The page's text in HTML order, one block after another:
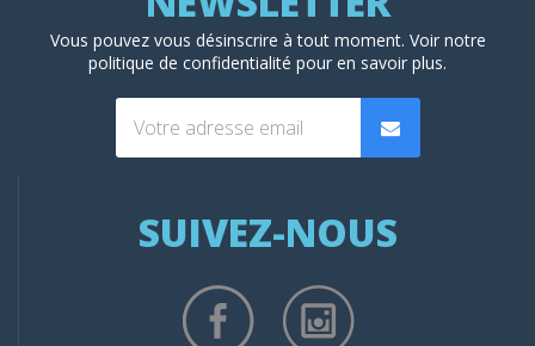
Vous pouvez vous désinscrire à tout moment. Voir notre
politique de confidentialité pour en savoir plus.
SUIVEZ-NOUS